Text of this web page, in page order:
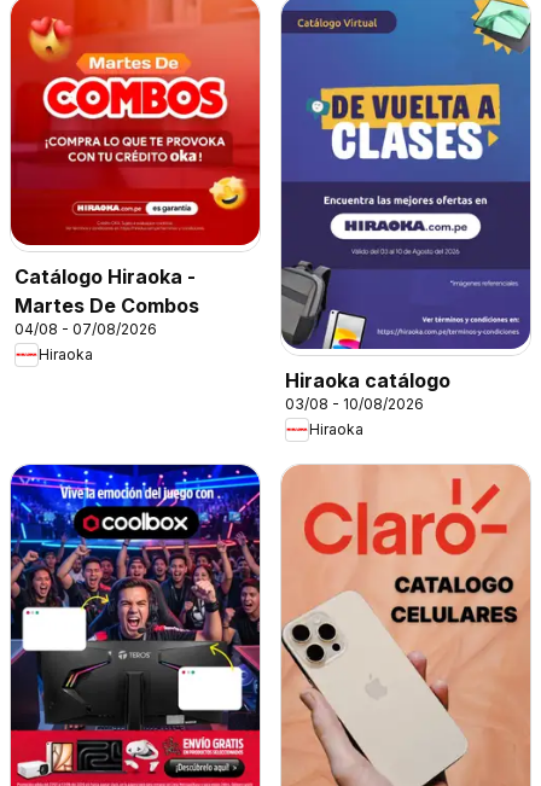
Catálogo Hiraoka -
Martes De Combos
04/08 - 07/08/2026
Hiraoka
Hiraoka catálogo
03/08 - 10/08/2026
Hiraoka